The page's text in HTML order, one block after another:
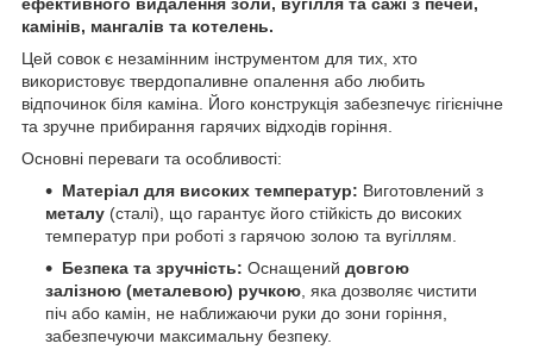
камінів, мангалів та котелень.
Цей совок є незамінним інструментом для тих, хто
використовує твердопаливне опалення або любить
відпочинок біля каміна. Його конструкція забезпечує гігієнічне
та зручне прибирання гарячих відходів горіння.
Основні переваги та особливості:
Матеріал для високих температур: Виготовлений з
металу (сталі), що гарантує його стійкість до високих
температур при роботі з гарячою золою та вугіллям.
Безпека та зручність: Оснащений довгою
залізною (металевою) ручкою , яка дозволяє чистити
піч або камін, не наближаючи руки до зони горіння,
забезпечуючи максимальну безпеку.